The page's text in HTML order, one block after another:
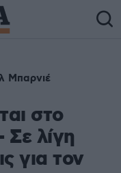
Μπαρνιέ
στο
Σε λίγη
για τον